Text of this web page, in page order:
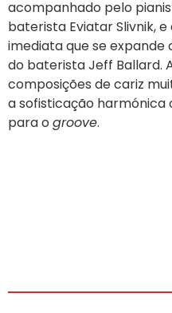
acompanhado pelo
baterista Eviatar Slivnik,
imediata que se
do baterista Jeff Ballard.
composições de cariz
a sofisticação
para o groove.